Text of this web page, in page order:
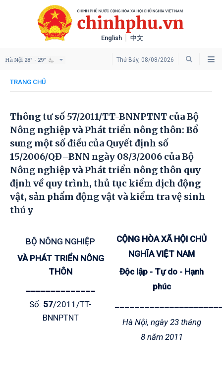
English 中文
Thứ Bảy, 08/08/2026
Hà Nội 28° - 29°
TRANG CHỦ
Thông tư số 57/2011/TT-BNNPTNT của Bộ
Nông nghiệp và Phát triển nông thôn: Bổ
sung một số điều của Quyết định số
15/2006/QĐ–BNN ngày 08/3/2006 của Bộ
Nông nghiệp và Phát triển nông thôn quy
định về quy trình, thủ tục kiểm dịch động
vật, sản phẩm động vật và kiểm tra vệ sinh
thú y
BỘ NÔNG NGHIỆP
VÀ PHÁT TRIỂN NÔNG
THÔN
______________
Số: 57/2011/TT-
BNNPTNT
CỘNG HÒA XÃ HỘI CHỦ
NGHĨA VIỆT NAM
Độc lập - Tự do - Hạnh
phúc
Hà Nội, ngày 23 tháng
8 năm 2011